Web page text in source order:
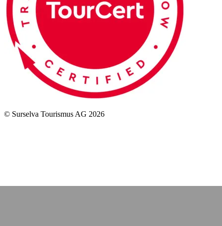
© Surselva Tourismus AG 2026